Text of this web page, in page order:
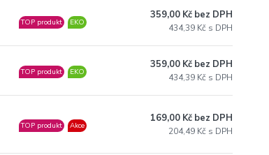
TOP produkt EKO 434,39 Kč
359,00 Kč bez DPH
TOP produkt EKO 434,39 Kč
359,00 Kč bez DPH
TOP produkt Akce 204,49 Kč
169,00 Kč bez DPH